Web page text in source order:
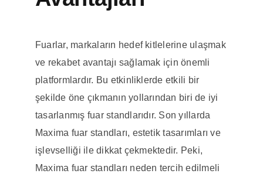
Fuarlar, markaların hedef kitlelerine ulaşmak
ve rekabet avantajı sağlamak için önemli
platformlardır. Bu etkinliklerde etkili bir
şekilde öne çıkmanın yollarından biri de iyi
tasarlanmış fuar standlarıdır. Son yıllarda
Maxima fuar standları, estetik tasarımları ve
işlevselliği ile dikkat çekmektedir. Peki,
Maxima fuar standları neden tercih edilmeli